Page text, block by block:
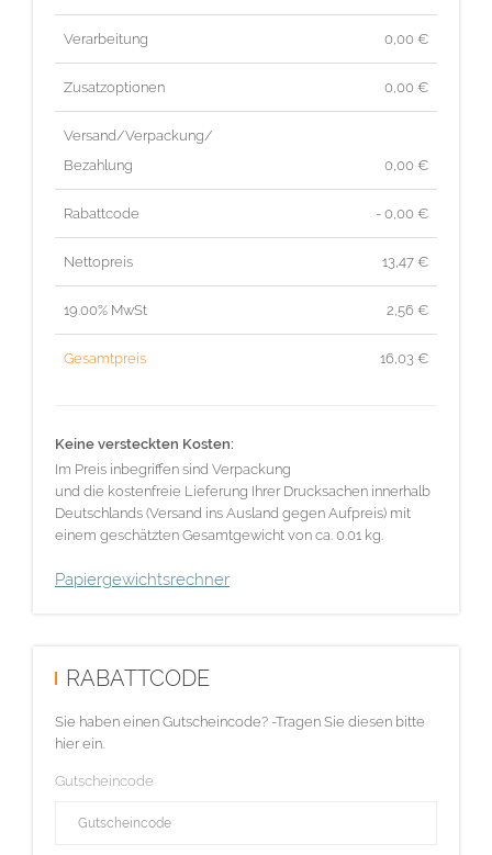
Verarbeitung 0,00 €
Zusatzoptionen 0,00 €
Versand/Verpackung/
Bezahlung
0,00 €
Rabattcode - 0,00 €
Nettopreis 13,47 €
19.00% MwSt 2,56 €
Gesamtpreis 16,03 €
Keine versteckten Kosten:
Im Preis inbegriffen sind Verpackung
und die kostenfreie Lieferung Ihrer Drucksachen innerhalb
Deutschlands (Versand ins Ausland gegen Aufpreis) mit
einem geschätzten Gesamtgewicht von ca. 0.01 kg.
Papiergewichtsrechner
RABATTCODE
Sie haben einen Gutscheincode? -Tragen Sie diesen bitte
hier ein.
Gutscheincode